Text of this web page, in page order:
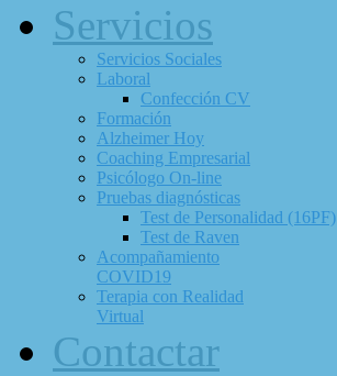
Servicios
Servicios Sociales
Laboral
Confección CV
Formación
Alzheimer Hoy
Coaching Empresarial
Psicólogo On-line
Pruebas diagnósticas
Test de Personalidad (16PF)
Test de Raven
Acompañamiento
COVID19
Terapia con Realidad
Virtual
Contactar